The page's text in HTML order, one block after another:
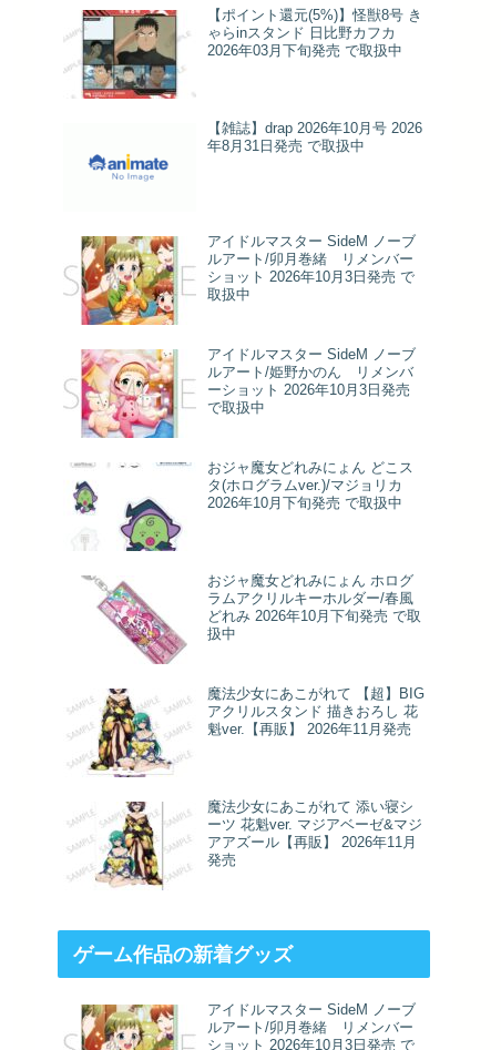
【ポイント還元(5%)】怪獣8号 き
ゃらinスタンド 日比野カフカ
2026年03月下旬発売 で取扱中
【雑誌】drap 2026年10月号 2026
年8月31日発売 で取扱中
アイドルマスター SideM ノーブ
ルアート/卯月巻緒 リメンバー
ショット 2026年10月3日発売 で
取扱中
アイドルマスター SideM ノーブ
ルアート/姫野かのん リメンバ
ーショット 2026年10月3日発売
で取扱中
おジャ魔女どれみにょん どこス
タ(ホログラムver.)/マジョリカ
2026年10月下旬発売 で取扱中
おジャ魔女どれみにょん ホログ
ラムアクリルキーホルダー/春風
どれみ 2026年10月下旬発売 で取
扱中
魔法少女にあこがれて 【超】BIG
アクリルスタンド 描きおろし 花
魁ver.【再販】 2026年11月発売
魔法少女にあこがれて 添い寝シ
ーツ 花魁ver. マジアベーゼ&マジ
アアズール【再販】 2026年11月
発売
ゲーム作品の新着グッズ
アイドルマスター SideM ノーブ
ルアート/卯月巻緒 リメンバー
ショット 2026年10月3日発売 で